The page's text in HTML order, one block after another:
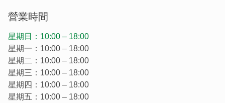
營業時間
星期日：10:00 – 18:00
星期一：10:00 – 18:00
星期二：10:00 – 18:00
星期三：10:00 – 18:00
星期四：10:00 – 18:00
星期五：10:00 – 18:00